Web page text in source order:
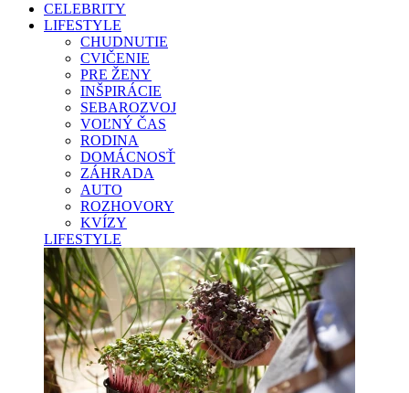
CELEBRITY
LIFESTYLE
CHUDNUTIE
CVIČENIE
PRE ŽENY
INŠPIRÁCIE
SEBAROZVOJ
VOĽNÝ ČAS
RODINA
DOMÁCNOSŤ
ZÁHRADA
AUTO
ROZHOVORY
KVÍZY
LIFESTYLE